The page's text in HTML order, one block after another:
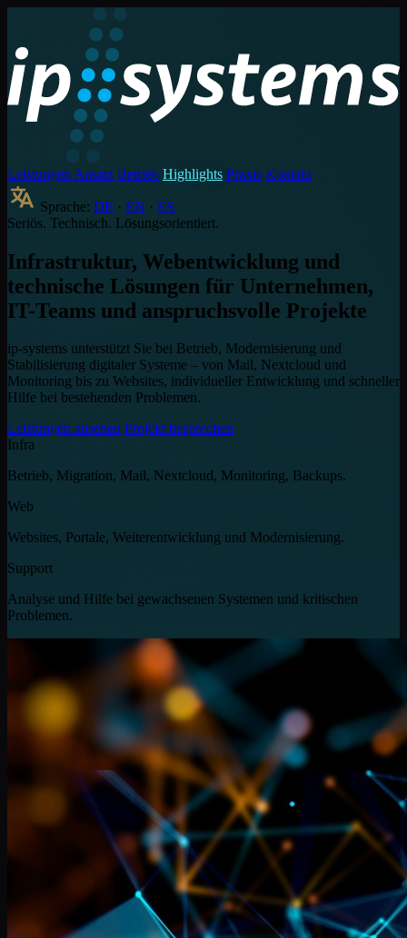
Leistungen Ansatz Betrieb Highlights Praxis Kontakt
Sprache: DE · EN · ES
Seriös. Technisch. Lösungsorientiert.
Infrastruktur, Webentwicklung und
technische Lösungen für Unternehmen,
IT-Teams und anspruchsvolle Projekte
ip-systems unterstützt Sie bei Betrieb, Modernisierung und
Stabilisierung digitaler Systeme – von Mail, Nextcloud und
Monitoring bis zu Websites, individueller Entwicklung und schneller
Hilfe bei bestehenden Problemen.
Leistungen ansehen Projekt besprechen
Infra
Betrieb, Migration, Mail, Nextcloud, Monitoring, Backups.
Web
Websites, Portale, Weiterentwicklung und Modernisierung.
Support
Analyse und Hilfe bei gewachsenen Systemen und kritischen
Problemen.